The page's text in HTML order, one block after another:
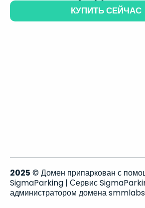
КУПИТЬ СЕЙЧАС
2025 © Домен припаркован с
SigmaParking | Сервис
администратором домена